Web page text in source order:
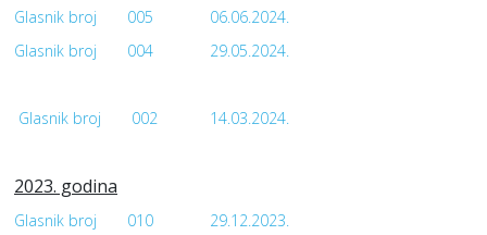
Glasnik broj
005
06.06.2024.
Glasnik broj
004 29.05.2024.
Glasnik broj 002 14.03.2024.
2023. godina
Glasnik broj 010
29.12.2023.